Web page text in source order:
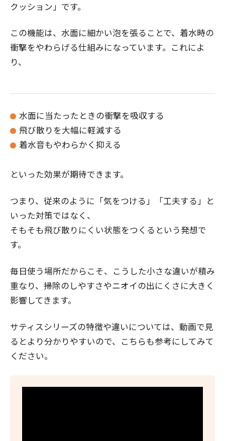
クッション」です。
この機能は、水面に細かい泡を張ることで、着水時の
衝撃をやわらげる仕組みになっています。これによ
り、
水面に当たったときの衝撃を吸収する
飛び散りを大幅に軽減する
着水音もやわらかく抑える
といった効果が期待できます。
つまり、従来のように「気をつける」「工夫する」と
いった対策ではなく、
そもそも飛び散りにくい状態をつくるという発想で
す。
毎日使う場所だからこそ、こうした小さな違いが積み
重なり、掃除のしやすさやニオイの出にくさに大きく
影響してきます。
サティスシリーズの特徴や違いについては、動画で見
るとより分かりやすいので、こちらも参考にしてみて
ください。